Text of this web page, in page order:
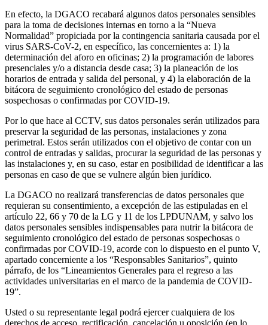
En efecto, la DGACO recabará algunos datos personales sensibles
para la toma de decisiones internas en torno a la “Nueva
Normalidad” propiciada por la contingencia sanitaria causada por el
virus SARS-CoV-2, en específico, las concernientes a: 1) la
determinación del aforo en oficinas; 2) la programación de labores
presenciales y/o a distancia desde casa; 3) la planeación de los
horarios de entrada y salida del personal, y 4) la elaboración de la
bitácora de seguimiento cronológico del estado de personas
sospechosas o confirmadas por COVID-19.
Por lo que hace al CCTV, sus datos personales serán utilizados para
preservar la seguridad de las personas, instalaciones y zona
perimetral. Estos serán utilizados con el objetivo de contar con un
control de entradas y salidas, procurar la seguridad de las personas y
las instalaciones y, en su caso, estar en posibilidad de identificar a las
personas en caso de que se vulnere algún bien jurídico.
La DGACO no realizará transferencias de datos personales que
requieran su consentimiento, a excepción de las estipuladas en el
artículo 22, 66 y 70 de la LG y 11 de los LPDUNAM, y salvo los
datos personales sensibles indispensables para nutrir la bitácora de
seguimiento cronológico del estado de personas sospechosas o
confirmadas por COVID-19, acorde con lo dispuesto en el punto V,
apartado concerniente a los “Responsables Sanitarios”, quinto
párrafo, de los “Lineamientos Generales para el regreso a las
actividades universitarias en el marco de la pandemia de COVID-
19”.
Usted o su representante legal podrá ejercer cualquiera de los